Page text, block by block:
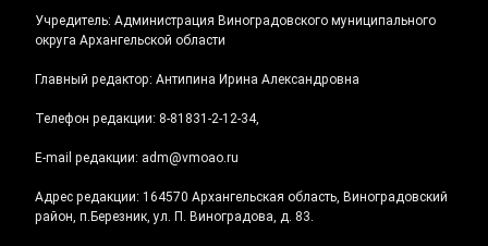
Учредитель: Администрация Виноградовского муниципального
округа Архангельской области
Главный редактор: Антипина Ирина Александровна
Телефон редакции: 8-81831-2-12-34,
E-mail редакции: adm@vmoao.ru
Адрес редакции: 164570 Архангельская область, Виноградовский
район, п.Березник, ул. П. Виноградова, д. 83.